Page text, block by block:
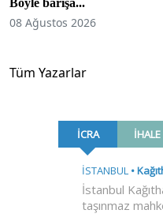
Böyle barışa...
08 Ağustos 2026
Tüm Yazarlar